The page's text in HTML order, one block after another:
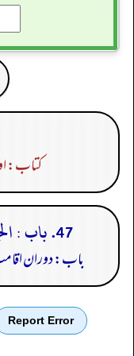
کتاب:
47. باب : الجمع بين الصلاتين في الحضر
باب: دوران
Report Error